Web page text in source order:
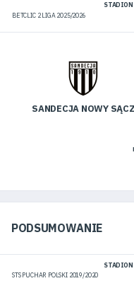
BETCLIC 2 LIGA 2025/2026
STADION
SANDECJA NOWY SĄCZ
PODSUMOWANIE
STS PUCHAR POLSKI 2019/2020
STADION